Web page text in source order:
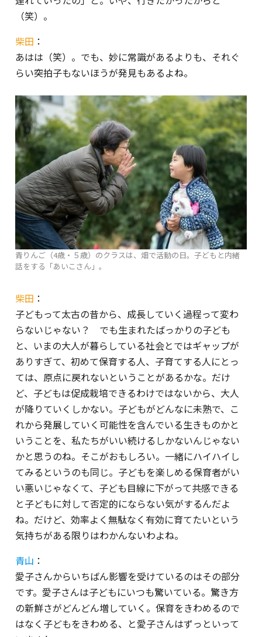
（笑）。
柴田 ：
あはは（笑）。でも、妙に常識があるよりも、それぐ
らい突拍子もないほうが発見もあるよね。
青りんご（4歳・５歳）のクラスは、畑で活動の日。子どもと内緒
話をする「あいこさん」。
柴田 ：
子どもって太古の昔から、成長していく過程って変わ
らないじゃない？ でも生まれたばっかりの子ども
と、いまの大人が暮らしている社会とではギャップが
ありすぎて、初めて保育する人、子育てする人にとっ
ては、原点に戻れないということがあるかな。だけ
ど、子どもは促成栽培できるわけではないから、大人
が降りていくしかない。子どもがどんなに未熟で、こ
れから発展していく可能性を含んでいる生きものかと
いうことを、私たちがいい続けるしかないんじゃない
かと思うのね。そこがおもしろい。一緒にハイハイし
てみるというのも同じ。子どもを楽しめる保育者がい
い悪いじゃなくて、子ども目線に下がって共感できる
と子どもに対して否定的にならない気がするんだよ
ね。だけど、効率よく無駄なく有効に育てたいという
気持ちがある限りはわかんないわよね。
青山 ：
愛子さんからいちばん影響を受けているのはその部分
です。愛子さんは子どもにいつも驚いている。驚き方
の新鮮さがどんどん増していく。保育をきわめるので
はなく子どもをきわめる、と愛子さんはずっといって